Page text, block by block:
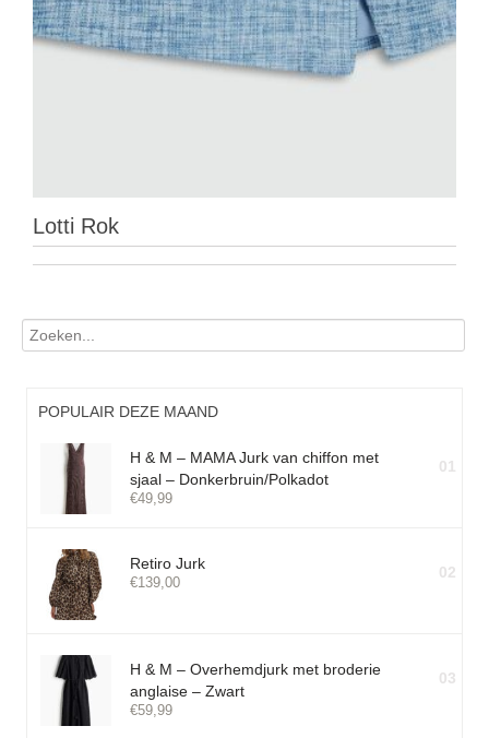
Lotti Rok
POPULAIR DEZE MAAND
H & M – MAMA Jurk van chiffon met
sjaal – Donkerbruin/Polkadot
€49,99
01
Retiro Jurk
€139,00
02
H & M – Overhemdjurk met broderie
anglaise – Zwart
€59,99
03